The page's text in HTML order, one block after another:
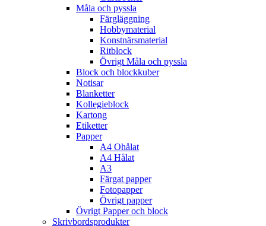
Måla och pyssla
Färgläggning
Hobbymaterial
Konstnärsmaterial
Ritblock
Övrigt Måla och pyssla
Block och blockkuber
Notisar
Blanketter
Kollegieblock
Kartong
Etiketter
Papper
A4 Ohålat
A4 Hålat
A3
Färgat papper
Fotopapper
Övrigt papper
Övrigt Papper och block
Skrivbordsprodukter